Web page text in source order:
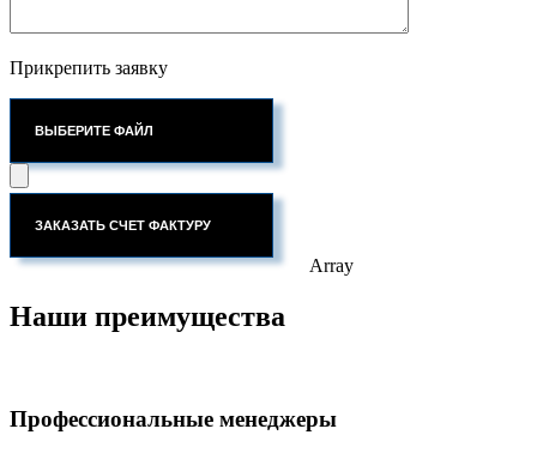
Прикрепить заявку
ВЫБЕРИТЕ ФАЙЛ
Array
Наши преимущества
Профессиональные менеджеры